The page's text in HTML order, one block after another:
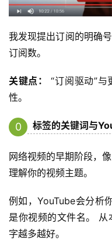
我发现提出订阅的明确
订阅数。
关键点：
“订阅驱动”
性。
0
标签的关键词与
网络视频的早期阶段，
理解你的视频主题。
例如，YouTube会分析
是你视频的文件名。
字越多越好。